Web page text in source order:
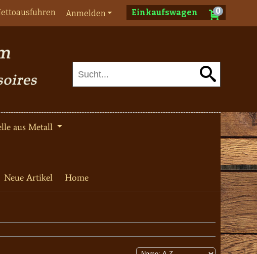
Einkaufswagen 0
Anmelden
aus Metall
Neue Artikel Home